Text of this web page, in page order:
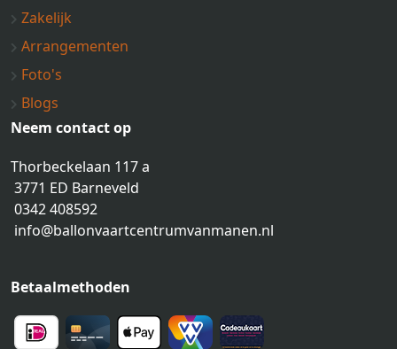
Zakelijk
Arrangementen
Foto's
Blogs
Neem contact op
Thorbeckelaan 117 a
3771 ED Barneveld
0342 408592
info@ballonvaartcentrumvanmanen.nl
Betaalmethoden